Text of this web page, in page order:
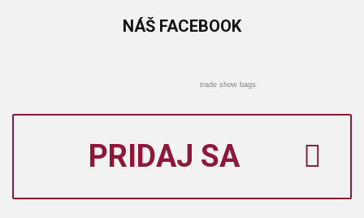
NÁŠ FACEBOOK
trade show bags
PRIDAJ SA